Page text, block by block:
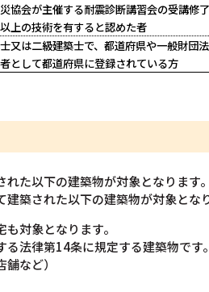
協会が主催する耐震診断講習会の受講修
上の技術を有すると認めた者
又は二級建築士で、都道府県や一般財団
として都道府県に登録されている方
た以下の建築物が対象となります
築された以下の建築物が対象とな
対象となります。
法律第14条に規定する建築物です
など）